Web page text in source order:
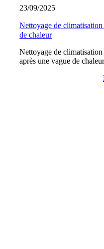
23/09/2025
Nettoyage de
de chaleur
Nettoyage de
après une vague de